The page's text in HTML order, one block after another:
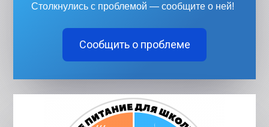
Столкнулись с проблемой — сообщите о ней!
Сообщить о проблеме